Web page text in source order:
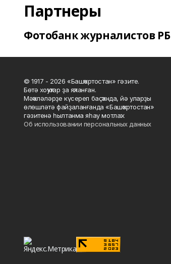
Партнеры
Фотобанк журналистов РБ
© 1917 - 2026 «Башҡортостан» гәзите.
Бөтә хоҡуҡтар ҙа яҡланған.
Мәҡәләләрҙе күсереп баҫҡанда, йә уларҙы
өлөшләтә файҙаланғанда «Башҡортостан»
гәзитенә һылтанма яһау мотлаҡ.
Об использовании персональных данных